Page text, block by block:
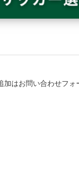
はお問い合わせフォ